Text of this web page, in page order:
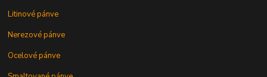
Litinové pánve
Nerezové pánve
Ocelové pánve